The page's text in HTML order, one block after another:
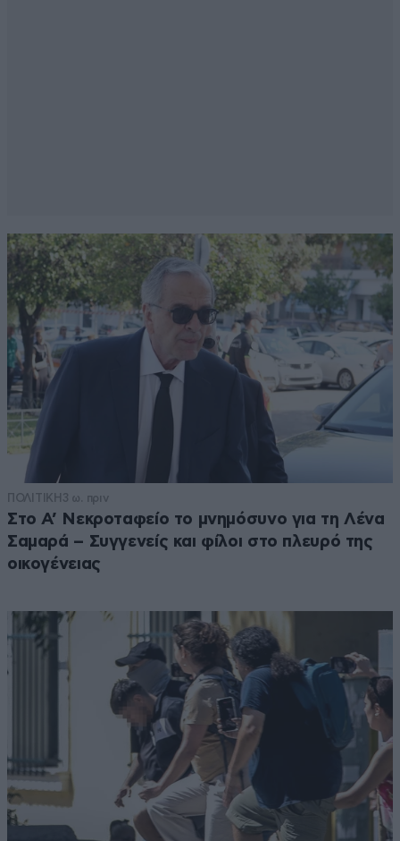
ΠΟΛΙΤΙΚΗ 3 ω. πριν
Στο Α’ Νεκροταφείο το μνημόσυνο για τη Λένα
Σαμαρά – Συγγενείς και φίλοι στο πλευρό της
οικογένειας